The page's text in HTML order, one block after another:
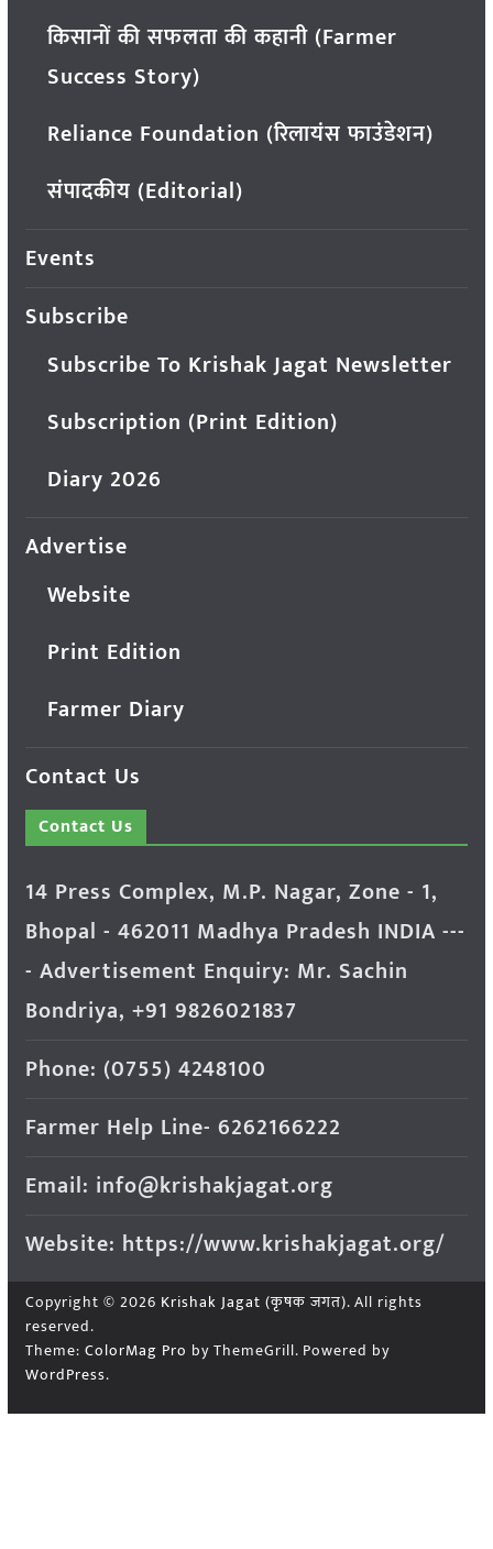
किसानों की सफलता की कहानी (Farmer
Success Story)
Reliance Foundation (रिलायंस फाउंडेशन)
संपादकीय (Editorial)
Events
Subscribe
Subscribe To Krishak Jagat Newsletter
Subscription (Print Edition)
Diary 2026
Advertise
Website
Print Edition
Farmer Diary
Contact Us
Contact Us
14 Press Complex, M.P. Nagar, Zone - 1,
Bhopal - 462011 Madhya Pradesh INDIA ---
- Advertisement Enquiry: Mr. Sachin
Bondriya, +91 9826021837
Phone: (0755) 4248100
Farmer Help Line- 6262166222
Email: info@krishakjagat.org
Website: https://www.krishakjagat.org/
Copyright © 2026 Krishak Jagat (कृषक जगत). All rights
reserved.
Theme: ColorMag Pro by ThemeGrill. Powered by
WordPress.